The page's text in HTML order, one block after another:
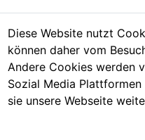
Diese Website nutzt
können daher vom
Andere Cookies werden
Sozial Media
sie unsere Webseite